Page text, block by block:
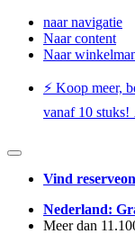
naar navigatie
Naar content
Naar
⚡️ Koop meer,
vanaf 10 stuks!
Vind
Nederland:
Meer dan